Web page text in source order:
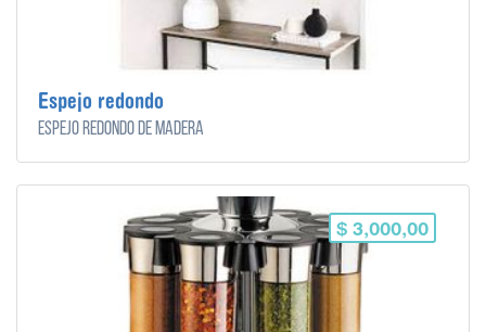
Espejo redondo
Espejo redondo de madera
$ 3,000,00